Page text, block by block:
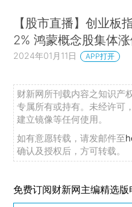
【股市直播】创业板
2% 鸿蒙概念股集体
2024年01月11日 APP打开
财新网所刊载内容之知识产
专属所有或持有。未经许可
建立镜像等任何使用。
如有意愿转载，请发邮件至
确认及授权后，方可转载。
免费订阅财新网主编精选版